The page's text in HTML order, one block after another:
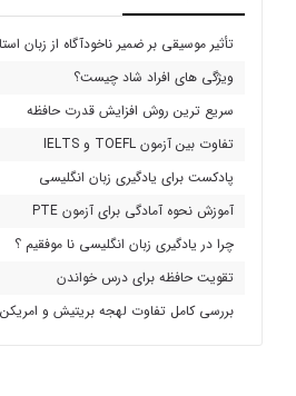
تأثیر موسیقی بر ضمیر ناخودآگاه از زبان
ویژگی های افراد شاد چیست؟
سریع ترین روش افزایش قدرت حافظه
تفاوت بین آزمون TOEFL و IELTS
پادکست برای یادگیری زبان انگلیسی
آموزش نحوه آمادگی برای آزمون PTE
چرا در یادگیری زبان انگلیسی نا موفقیم ؟
تقویت حافظه برای درس خواندن
بررسی کامل تفاوت لهجه بریتیش و امریکن